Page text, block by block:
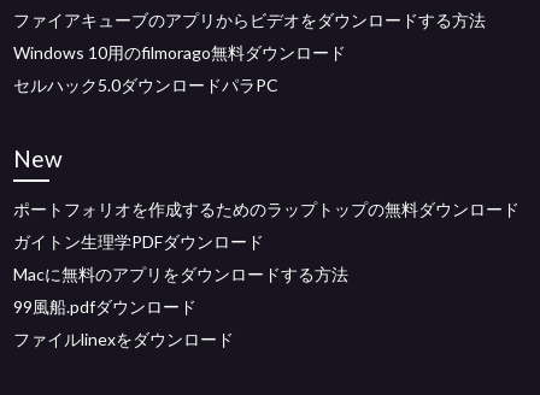
ファイアキューブのアプリからビデオをダウンロードする方法
Windows 10用のfilmorago無料ダウンロード
セルハック5.0ダウンロードパラPC
New
ポートフォリオを作成するためのラップトップの無料ダウンロード
ガイトン生理学PDFダウンロード
Macに無料のアプリをダウンロードする方法
99風船.pdfダウンロード
ファイルlinexをダウンロード